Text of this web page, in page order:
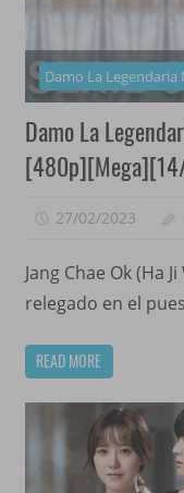
Damo La Legendaria
Damo La
27/02/2023
Jang Chae Ok (Ha
relegado en el
READ MORE